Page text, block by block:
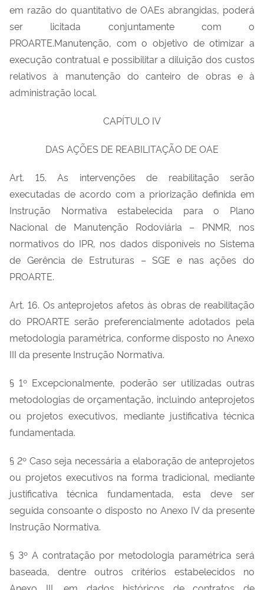
em razão do quantitativo de OAEs abrangidas, poderá
ser licitada conjuntamente com o
PROARTE.Manutenção, com o objetivo de otimizar a
execução contratual e possibilitar a diluição dos custos
relativos à manutenção do canteiro de obras e à
administração local.
CAPÍTULO IV
DAS AÇÕES DE REABILITAÇÃO DE OAE
Art. 15. As intervenções de reabilitação serão
executadas de acordo com a priorização definida em
Instrução Normativa estabelecida para o Plano
Nacional de Manutenção Rodoviária – PNMR, nos
normativos do IPR, nos dados disponíveis no Sistema
de Gerência de Estruturas – SGE e nas ações do
PROARTE.
Art. 16. Os anteprojetos afetos às obras de reabilitação
do PROARTE serão preferencialmente adotados pela
metodologia paramétrica, conforme disposto no Anexo
III da presente Instrução Normativa.
§ 1º Excepcionalmente, poderão ser utilizadas outras
metodologias de orçamentação, incluindo anteprojetos
ou projetos executivos, mediante justificativa técnica
fundamentada.
§ 2º Caso seja necessária a elaboração de anteprojetos
ou projetos executivos na forma tradicional, mediante
justificativa técnica fundamentada, esta deve ser
seguida consoante o disposto no Anexo IV da presente
Instrução Normativa.
§ 3º A contratação por metodologia paramétrica será
baseada, dentre outros critérios estabelecidos no